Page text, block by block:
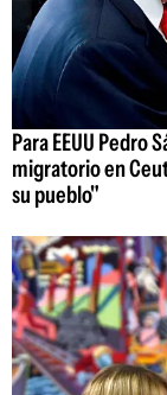
Para EEUU Pedro
migratorio en
su pueblo"